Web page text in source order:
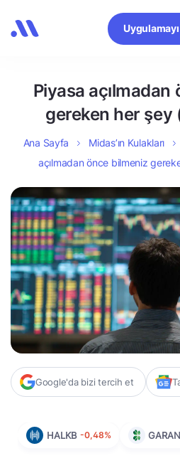
Piyasa
gereken her şey
Ana Sayfa Midas’ın Kulakları
açılmadan önce bilmeniz
Google'da bizi tercih et
HALKB -0,48% GARAN